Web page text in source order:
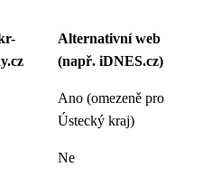
Alternativní web
(např. iDNES.cz)
Ano (omezeně pro
Ústecký kraj)
Ne